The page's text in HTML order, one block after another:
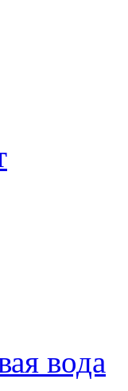
вода